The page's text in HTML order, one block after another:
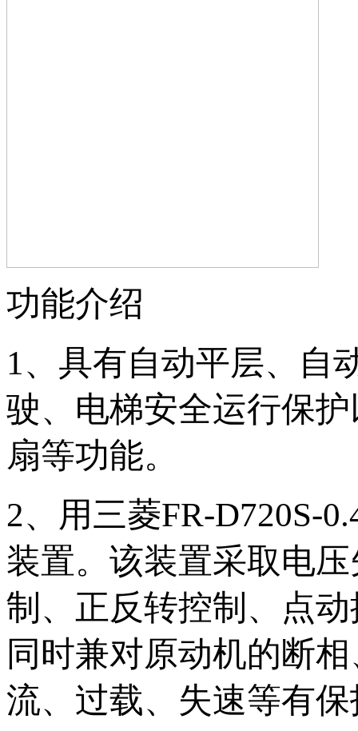
功能介绍
1、具有自动平层、自
驶、电梯安全运行保
扇等功能。
2、用三菱FR-D720S-
装置。该装置采取电
制、正反转控制、点
同时兼对原动机的断
流、过载、失速等有